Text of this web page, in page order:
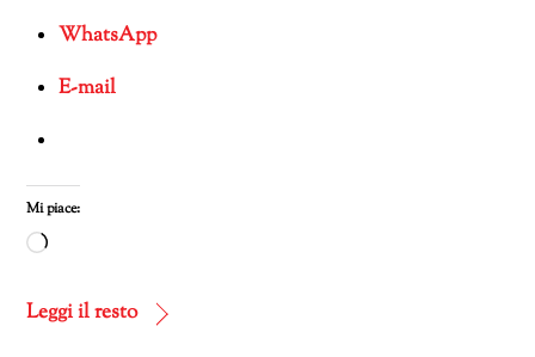
WhatsApp
E-mail
Mi piace:
Caricamento
corso…
Leggi il resto